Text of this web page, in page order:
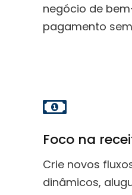
negócio de
pagamento
Foco na
Crie novos
dinâmicos,